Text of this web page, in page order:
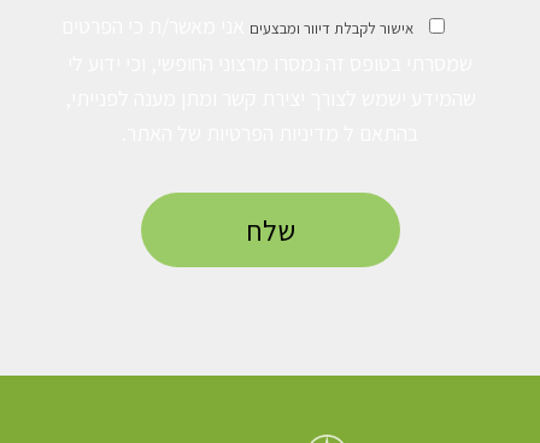
אישור לקבלת דיוור ומבצעים